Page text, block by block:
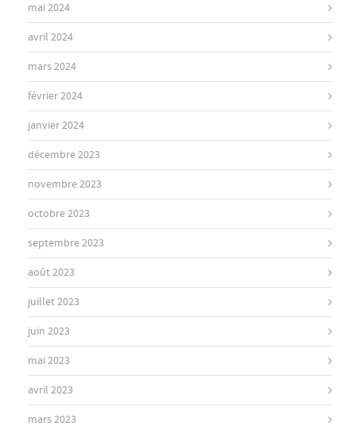
mai 2024
avril 2024
mars 2024
février 2024
janvier 2024
décembre 2023
novembre 2023
octobre 2023
septembre 2023
août 2023
juillet 2023
juin 2023
mai 2023
avril 2023
mars 2023